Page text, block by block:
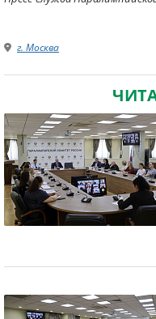
г. Москва